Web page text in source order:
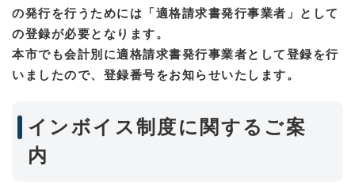
の発行を行うためには「適格請求書発行事業者」として
の登録が必要となります。
本市でも会計別に適格請求書発行事業者として登録を行
いましたので、登録番号をお知らせいたします。
インボイス制度に関するご案
内